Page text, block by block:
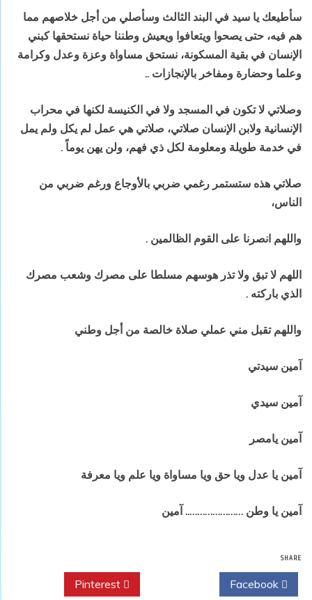
سأطيعك يا سيد في البند الثالث وسأصلي من أجل خلاصهم مما
هم فيه، حتى يصحوا ويتعافوا ويعيش وطننا حياة نستحقها كبني
الإنسان في بقية المسكونة، نستحق مساواة وعزة وعدل وكرامة
وعلما وحضارة ومفاخر بالإنجازات ..
وصلاتي لا تكون في المسجد ولا في الكنيسة لكنها في محراب
الإنسانية ولابن الإنسان صلاتي، صلاتي هي عمل لم يكل ولم يمل
في خدمة طويلة ومعلومة لكل ذي فهم، ولن يهن يوماً .
صلاتي هذه ستستمر رغمي ضربي بالأوجاع ورغم ضربي من
الناس،
واللهم انصرنا على القوم الظالمين .
اللهم لا تبق ولا تذر هوسهم مسلطا على مصرك وشعب مصرك
الذي باركته .
واللهم تقبل مني عملي صلاة خالصة من أجل وطني
آمين سيدتي
آمين سيدي
آمين يامصر
آمين يا عدل ويا حق ويا مساواة ويا علم ويا معرفة
آمين يا وطن ………………….. آمين
SHARE